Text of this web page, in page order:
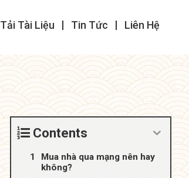
Tải Tài Liệu Tin Tức Liên Hệ
Contents
Mua nhà qua mạng nên hay
không?